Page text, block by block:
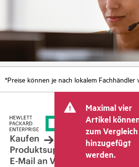
*Preise können je nach lokalem Fachhändler
Maximal vier
Artikel
zum Vergleich
hinzugefügt
werden.
Kaufen
Produktsupport
E-Mail an Vertrieb